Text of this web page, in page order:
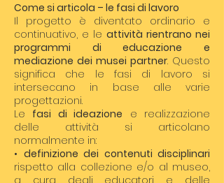
Come si articola – le fasi di lavoro
Il progetto è diventato ordinario e
continuativo, e le attività rientrano nei
programmi di educazione e
mediazione dei musei partner. Questo
significa che le fasi di lavoro si
intersecano in base alle varie
progettazioni.
Le fasi di ideazione e realizzazione
delle attività si articolano
normalmente in:
• definizione dei contenuti disciplinari
rispetto alla collezione e/o al museo,
a cura degli educatori e delle